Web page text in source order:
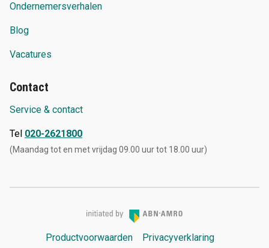
Ondernemersverhalen
Blog
Vacatures
Contact
Service & contact
Tel 020-2621800
(Maandag tot en met vrijdag 09.00 uur tot 18.00 uur)
Productvoorwaarden
Privacyverklaring